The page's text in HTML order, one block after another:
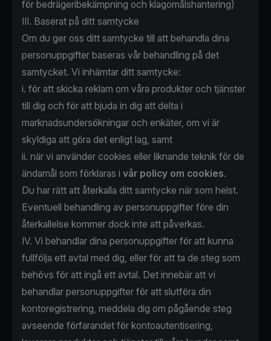
för bedrägeribekämpning och klagomålshantering)
III. Baserat på ditt samtycke
Om du ger oss ditt samtycke till att behandla dina
personuppgifter baseras vår behandling på det
samtycket. Vi inhämtar ditt samtycke:
i. för att skicka reklam om våra produkter och tjänster
till dig och för att bjuda in dig att delta i
marknadsundersökningar och enkäter, om vi är
skyldiga att göra det enligt lag, samt
ii. när vi använder cookies eller liknande teknik för de
ändamål som förklaras i vår policy om cookies.
Du har rätt att återkalla ditt samtycke när som helst.
Eventuell behandling av personuppgifter före din
återkallelse kommer dock inte att påverkas.
IV. Vi behandlar dina personuppgifter för att kunna
fullfölja ett avtal med dig, eller för att ta de steg som
behövs för att ingå ett avtal. Det innebär att vi
behandlar personuppgifter för att slutföra din
kontoregistrering, meddela dig om pågående steg
avseende förfarandet för kontoautentisering,